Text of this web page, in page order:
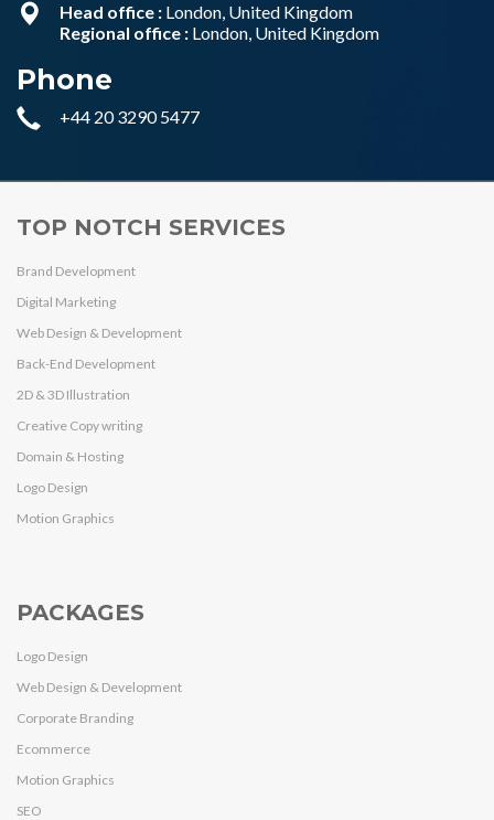
Head office : London, United Kingdom
Regional office : London, United Kingdom
Phone
+44 20 3290 5477
TOP NOTCH SERVICES
Brand Development
Digital Marketing
Web Design & Development
Back-End Development
2D & 3D Illustration
Creative Copy writing
Domain & Hosting
Logo Design
Motion Graphics
PACKAGES
Logo Design
Web Design & Development
Corporate Branding
Ecommerce
Motion Graphics
SEO